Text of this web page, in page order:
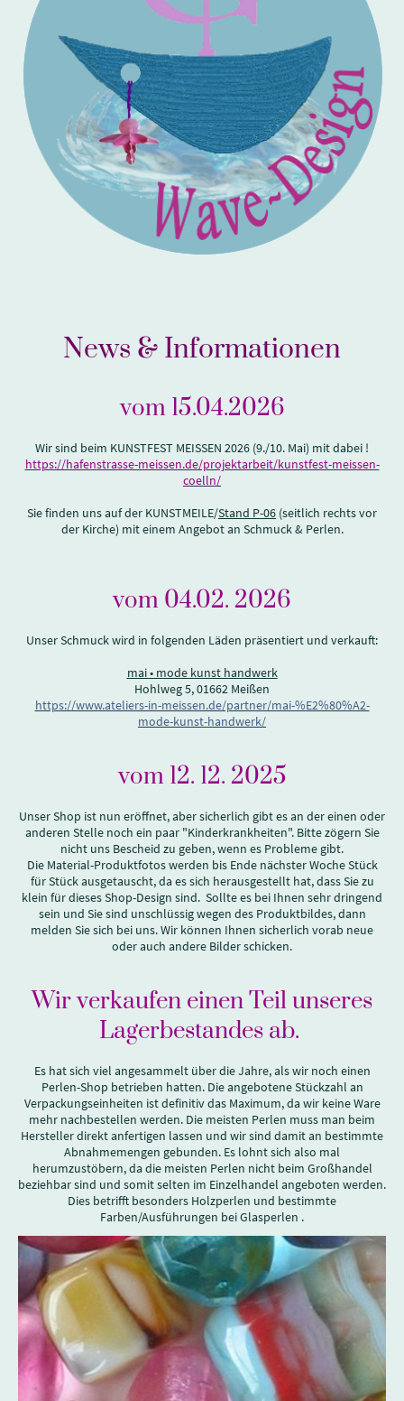
News & Informationen
vom 15.04.2026
Wir sind beim KUNSTFEST MEISSEN 2026 (9./10. Mai) mit dabei !
https://hafenstrasse-meissen.de/projektarbeit/kunstfest-meissen-
coelln/
Sie finden uns auf der KUNSTMEILE/Stand P-06 (seitlich rechts vor
der Kirche) mit einem Angebot an Schmuck & Perlen.
vom 04.02. 2026
Unser Schmuck wird in folgenden Läden präsentiert und verkauft:
mai • mode kunst handwerk
Hohlweg 5, 01662 Meißen
https://www.ateliers-in-meissen.de/partner/mai-%E2%80%A2-
mode-kunst-handwerk/
vom 12. 12. 2025
Unser Shop ist nun eröffnet, aber sicherlich gibt es an der einen oder
anderen Stelle noch ein paar "Kinderkrankheiten". Bitte zögern Sie
nicht uns Bescheid zu geben, wenn es Probleme gibt.
Die Material-Produktfotos werden bis Ende nächster Woche Stück
für Stück ausgetauscht, da es sich herausgestellt hat, dass Sie zu
klein für dieses Shop-Design sind. Sollte es bei Ihnen sehr dringend
sein und Sie sind unschlüssig wegen des Produktbildes, dann
melden Sie sich bei uns. Wir können Ihnen sicherlich vorab neue
oder auch andere Bilder schicken.
Wir verkaufen einen Teil unseres
Lagerbestandes ab.
Es hat sich viel angesammelt über die Jahre, als wir noch einen
Perlen-Shop betrieben hatten. Die angebotene Stückzahl an
Verpackungseinheiten ist definitiv das Maximum, da wir keine Ware
mehr nachbestellen werden. Die meisten Perlen muss man beim
Hersteller direkt anfertigen lassen und wir sind damit an bestimmte
Abnahmemengen gebunden. Es lohnt sich also mal
herumzustöbern, da die meisten Perlen nicht beim Großhandel
beziehbar sind und somit selten im Einzelhandel angeboten werden.
Dies betrifft besonders Holzperlen und bestimmte
Farben/Ausführungen bei Glasperlen .